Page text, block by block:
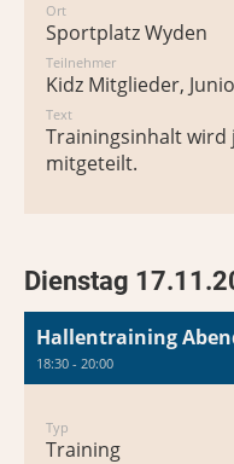
Ort
Sportplatz Wyden
Teilnehmer
Kidz Mitglieder,
Text
Trainingsinhalt wird
mitgeteilt.
Dienstag
Hallentraining
18:30 - 20:00
Typ
Training